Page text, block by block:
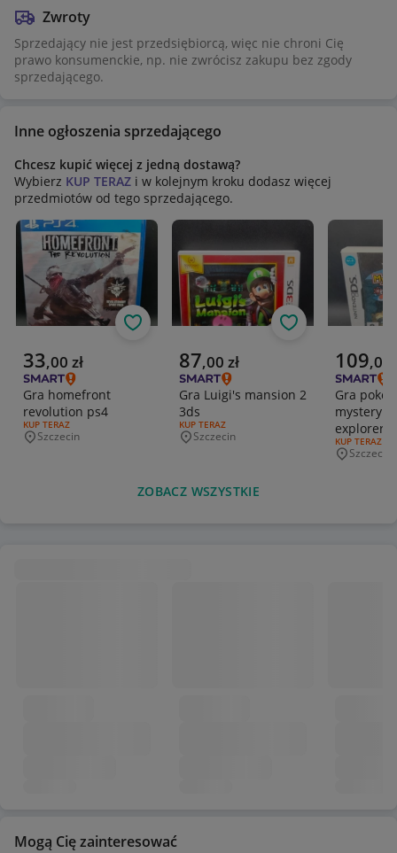
Zwroty
Sprzedający nie jest przedsiębiorcą, więc nie chroni Cię
prawo konsumenckie, np. nie zwrócisz zakupu bez zgody
sprzedającego.
Inne ogłoszenia sprzedającego
Chcesz kupić więcej z jedną dostawą?
Wybierz KUP TERAZ i w kolejnym kroku dodasz więcej
przedmiotów od tego sprzedającego.
Aktualna cena
33,00 zł
Gra homefront
revolution ps4
RODZAJ OFERTY:
KUP TERAZ
Miejscowość
Szczecin
Obserwuj
Aktualna cena
87,00 zł
Gra Luigi's mansion 2
3ds
RODZAJ OFERTY:
KUP TERAZ
Miejscowość
Szczecin
Obserwuj
Aktualna
109,00
Gra
mystery
explorers
darkness
RODZAJ
KUP TERAZ
Szczecin
ZOBACZ WSZYSTKIE
Mogą Cię zainteresować